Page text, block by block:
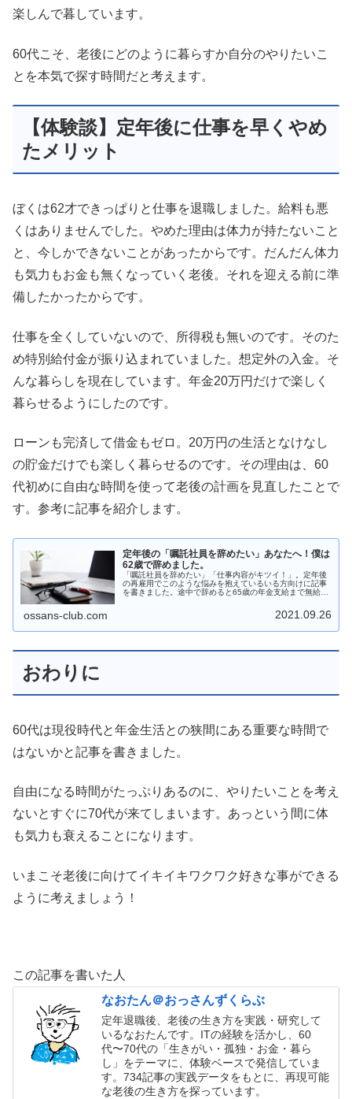
楽しんで暮しています。
60代こそ、老後にどのように暮らすか自分のやりたいこ
とを本気で探す時間だと考えます。
【体験談】定年後に仕事を早くやめ
たメリット
ぼくは62才できっぱりと仕事を退職しました。給料も悪
くはありませんでした。やめた理由は体力が持たないこと
と、今しかできないことがあったからです。だんだん体力
も気力もお金も無くなっていく老後。それを迎える前に準
備したかったからです。
仕事を全くしていないので、所得税も無いのです。そのた
め特別給付金が振り込まれていました。想定外の入金。そ
んな暮らしを現在しています。年金20万円だけで楽しく
暮らせるようにしたのです。
ローンも完済して借金もゼロ。20万円の生活となけなし
の貯金だけでも楽しく暮らせるのです。その理由は、60
代初めに自由な時間を使って老後の計画を見直したことで
す。参考に記事を紹介します。
定年後の「嘱託社員を辞めたい」あなたへ！僕は
62歳で辞めました。
「嘱託社員を辞めたい」「仕事内容がキツイ！」。定年後
の再雇用でこのような悩みを抱えているいる方向けに記事
を書きました。途中で辞めると65歳の年金支給まで無給の
を辞める決心をする時に悩んだこと」を書きます。嘱託社
員を辞めたい方に、是非読んで欲しいと思います。
ossans-club.com 2021.09.26
おわりに
60代は現役時代と年金生活との狭間にある重要な時間で
はないかと記事を書きました。
自由になる時間がたっぷりあるのに、やりたいことを考え
ないとすぐに70代が来てしまいます。あっという間に体
も気力も衰えることになります。
いまこそ老後に向けてイキイキワクワク好きな事ができる
ように考えましょう！
この記事を書いた人
なおたん＠おっさんずくらぶ
定年退職後、老後の生き方を実践・研究して
いるなおたんです。ITの経験を活かし、60
代〜70代の「生きがい・孤独・お金・暮ら
し」をテーマに、体験ベースで発信していま
す。734記事の実践データをもとに、再現可能
な老後の生き方を探っています。